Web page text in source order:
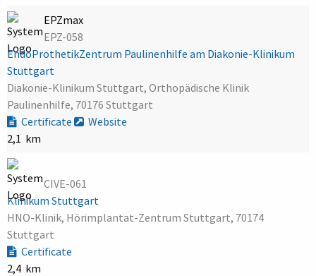
EPZmax
EPZ-058
EndoProthetikZentrum Paulinenhilfe am Diakonie-Klinikum
Stuttgart
Diakonie-Klinikum Stuttgart, Orthopädische Klinik
Paulinenhilfe, 70176 Stuttgart
Certificate
Website
2,1 km
CIVE-061
Klinikum Stuttgart
HNO-Klinik, Hörimplantat-Zentrum Stuttgart, 70174
Stuttgart
Certificate
2,4 km